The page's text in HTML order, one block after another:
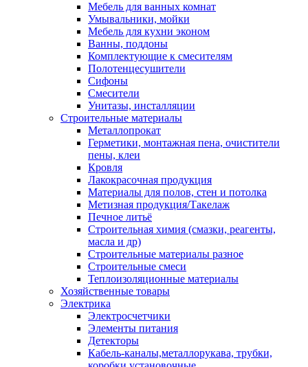
Мебель для ванных комнат
Умывальники, мойки
Мебель для кухни эконом
Ванны, поддоны
Комплектующие к смесителям
Полотенцесушители
Сифоны
Смесители
Унитазы, инсталляции
Строительные материалы
Металлопрокат
Герметики, монтажная пена, очистители
пены, клеи
Кровля
Лакокрасочная продукция
Материалы для полов, стен и потолка
Метизная продукция/Такелаж
Печное литьё
Строительная химия (смазки, реагенты,
масла и др)
Строительные материалы разное
Строительные смеси
Теплоизоляционные материалы
Хозяйственные товары
Электрика
Электросчетчики
Элементы питания
Детекторы
Кабель-каналы,металлорукава, трубки,